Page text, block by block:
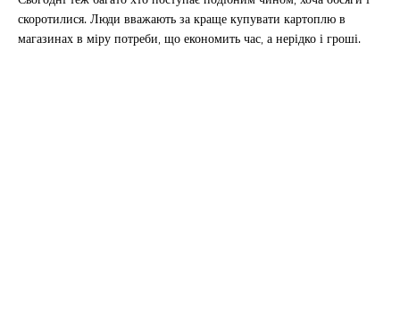
скоротилися. Люди вважають за краще купувати картоплю в
магазинах в міру потреби, що економить час, а нерідко і гроші.